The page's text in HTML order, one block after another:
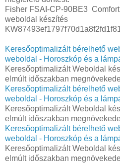
Fisher FSAI-CP-90BE3
weboldal készítés
Keresőoptimalizált bérelhető
weboldal - Horoszkóp és a
Keresőoptimalizált Weboldal
elmúlt időszakban
Keresőoptimalizált bérelhető
weboldal - Horoszkóp és a
Keresőoptimalizált Weboldal
elmúlt időszakban
Keresőoptimalizált bérelhető
weboldal - Horoszkóp és a
Keresőoptimalizált Weboldal
elmúlt időszakban